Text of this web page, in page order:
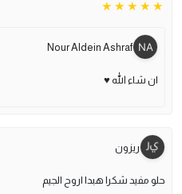
Nour Aldein Ashraf
ان شاء الله ♥
ريزون
حلو مفيد شكرا هبدا اروح الجيم